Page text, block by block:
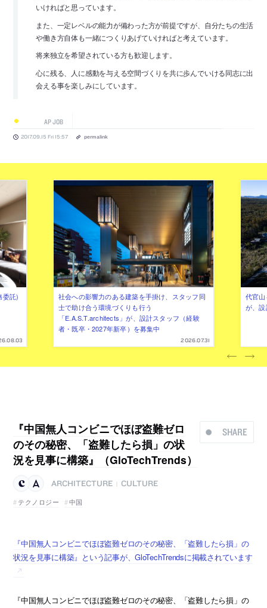
いければと思っています。
また、一定レベルの能力が備わった方が前提ですが、自分たちの生活
や働き方自体も一緒につくりあげていければと考えています。
将来独立を希望されている方も歓迎します。
心に残る、人に感動を与える空間づくりを共に歩んでいける同志に出
会える事を楽しみにしています。
AP JOB
2017.09.15 Fri 15:57 permalink
委託)
社会への影響力のある建築を手掛け、スタッフ同
士で助け合う環境づくりも行う
「E.A.S.T.architects」が、設計スタッフ（経験
者・既卒・2027年新卒）を募集中
2026.07.31
代官
が、
SHARE
『中国無人コンビニでほぼ盗難ゼロ
のその秘密、「盗難したら損」の状
況を見事に構築』（GloTechTrends）
ARCHITECTURE
CULTURE
テクノロジー
中国
『中国無人コンビニでほぼ盗難ゼロのその秘密、「盗難したら損」の
状況を見事に構築』という記事が、GloTechTrendsに掲載されています
『中国無人コンビニでほぼ盗難ゼロのその秘密、「盗難したら損」の